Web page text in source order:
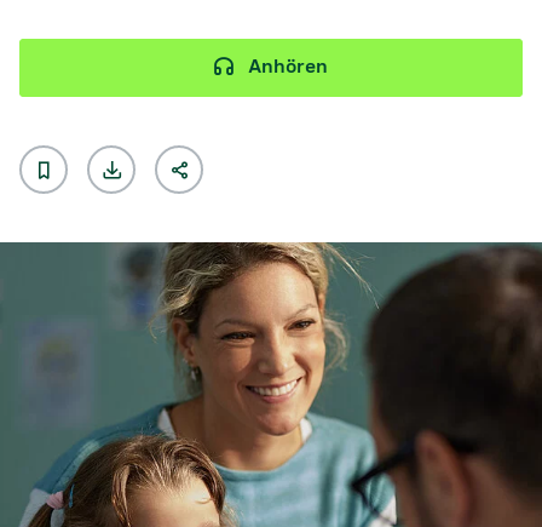
Anhören